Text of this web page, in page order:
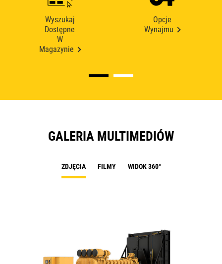
Wyszukaj
Dostępne
W
Magazynie
Opcje
Wynajmu
GALERIA MULTIMEDIÓW
ZDJĘCIA FILMY WIDOK 360°